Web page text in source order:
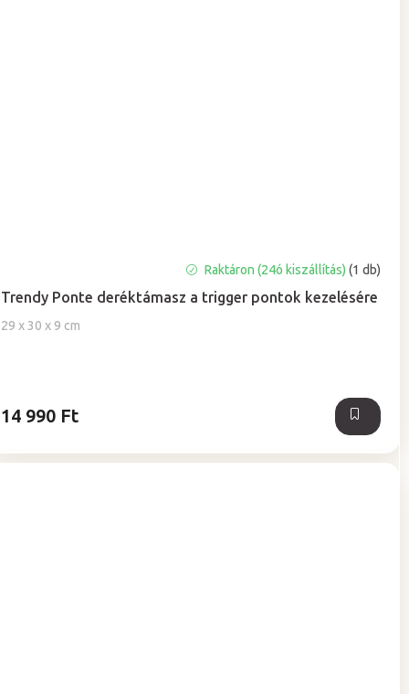
Trendy Ponte deréktámasz a trigger pontok kezelésére
29 x 30 x 9 cm
termék
átlagos
értékelése
Raktáron (24ó kiszállítás)(1 db)
14 990 Ft